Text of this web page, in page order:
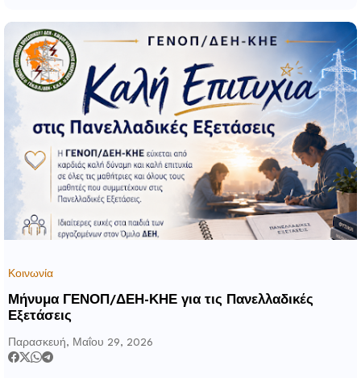
Κοινωνία
Μήνυμα ΓΕΝΟΠ/ΔΕΗ-ΚΗΕ για τις Πανελλαδικές
Εξετάσεις
Παρασκευή, Μαΐου 29, 2026